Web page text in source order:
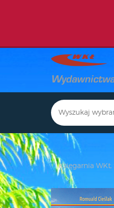
Księgarnia WKŁ